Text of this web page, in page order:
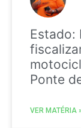
Estado:
Ponte
VER MATÉRIA